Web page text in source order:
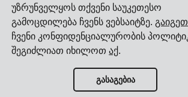
უზრუნველყოს თქვენი საუკეთესო
გამოცდილება ჩვენს ვებსაიტზე.
ჩვენი კონფიდენციალურობის
შეგიძლიათ იხილოთაქ.
გასაგებია